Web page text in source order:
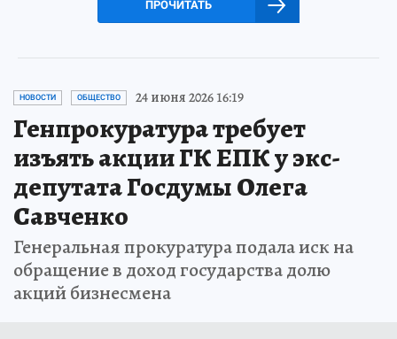
ПРОЧИТАТЬ
НОВОСТИ ОБЩЕСТВО 24 июня 2026 16:19
Генпрокуратура требует
изъять акции ГК ЕПК у экс-
депутата Госдумы Олега
Савченко
Генеральная прокуратура подала иск на
обращение в доход государства долю
акций бизнесмена